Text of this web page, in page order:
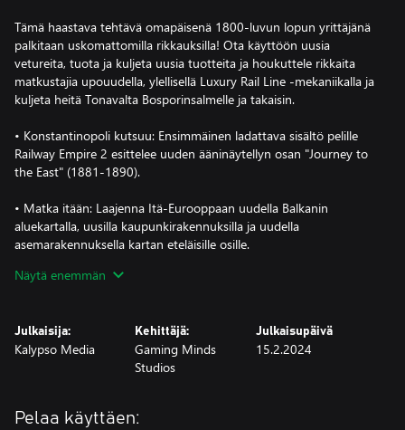
Tämä haastava tehtävä omapäisenä 1800-luvun lopun yrittäjänä
palkitaan uskomattomilla rikkauksilla! Ota käyttöön uusia
vetureita, tuota ja kuljeta uusia tuotteita ja houkuttele rikkaita
matkustajia upouudella, ylellisellä Luxury Rail Line -mekaniikalla ja
kuljeta heitä Tonavalta Bosporinsalmelle ja takaisin.
• Konstantinopoli kutsuu: Ensimmäinen ladattava sisältö pelille
Railway Empire 2 esittelee uuden ääninäytellyn osan "Journey to
the East" (1881-1890).
• Matka itään: Laajenna Itä-Eurooppaan uudella Balkanin
aluekartalla, uusilla kaupunkirakennuksilla ja uudella
asemarakennuksella kartan eteläisille osille.
• Uusia eksoottisia luksustuotteita: Yli 10 uutta tuotetta, kuten
• Halki vuorten: 6 uutta tehokasta veturia, kuten baijerilainen
Bavarian S 3/6 ja CFR 142, Karpaattien ylpeys.
• Fin de Siècle -glamouria: Uutta ominaisuutta "Luxury Rail Line"
voidaan tutkia alkaen vuodeta 1870, ja sen avulla saat uusia
Näytä enemmän
Julkaisija:
Kalypso Media
Kehittäjä:
Gaming Minds
Studios
Julkaisupäivä
15.2.2024
Pelaa käyttäen: